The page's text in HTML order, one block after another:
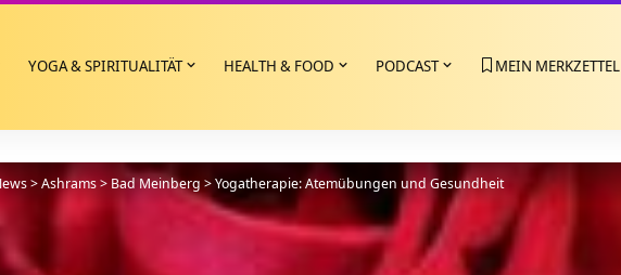
YOGA & SPIRITUALITÄT HEALTH & FOOD PODCAST MEIN MERKZETTEL
>Ashrams> Bad Meinberg >Yogatherapie: Atemübungen und Gesundheit